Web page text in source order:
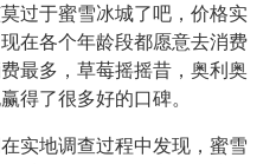
过于蜜雪冰城了吧，价格实
在各个年龄段都愿意去消费
最多，草莓摇摇昔，奥利奥
得了很多好的口碑。
实地调查过程中发现，蜜雪